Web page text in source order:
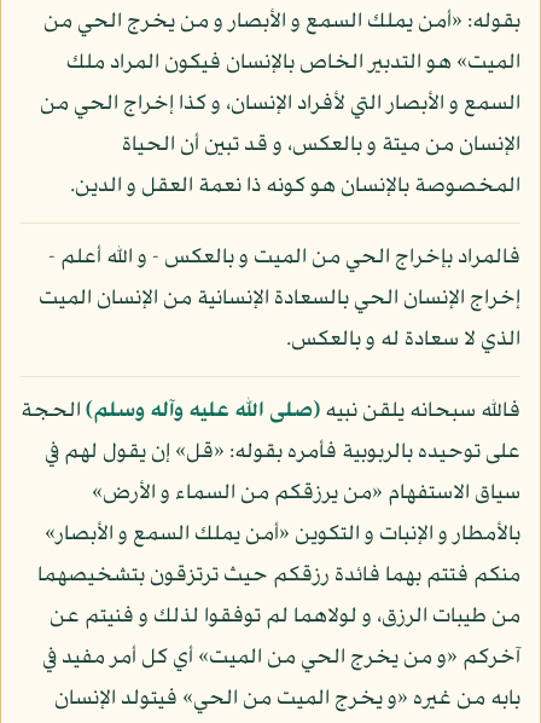
بقوله: «أمن يملك السمع و الأبصار و من يخرج الحي من
الميت» هو التدبير الخاص بالإنسان فيكون المراد ملك
السمع و الأبصار التي لأفراد الإنسان، و كذا إخراج الحي من
الإنسان من ميتة و بالعكس، و قد تبين أن الحياة
المخصوصة بالإنسان هو كونه ذا نعمة العقل و الدين.
فالمراد بإخراج الحي من الميت و بالعكس - و الله أعلم -
إخراج الإنسان الحي بالسعادة الإنسانية من الإنسان الميت
الذي لا سعادة له و بالعكس.
فالله سبحانه يلقن نبيه(صلى الله عليه وآله وسلم)الحجة
على توحيده بالربوبية فأمره بقوله: «قل» إن يقول لهم في
سياق الاستفهام «من يرزقكم من السماء و الأرض»
بالأمطار و الإنبات و التكوين «أمن يملك السمع و الأبصار»
منكم فتتم بهما فائدة رزقكم حيث ترتزقون بتشخيصهما
من طيبات الرزق، و لولاهما لم توفقوا لذلك و فنيتم عن
آخركم «و من يخرج الحي من الميت» أي كل أمر مفيد في
بابه من غيره «و يخرج الميت من الحي» فيتولد الإنسان